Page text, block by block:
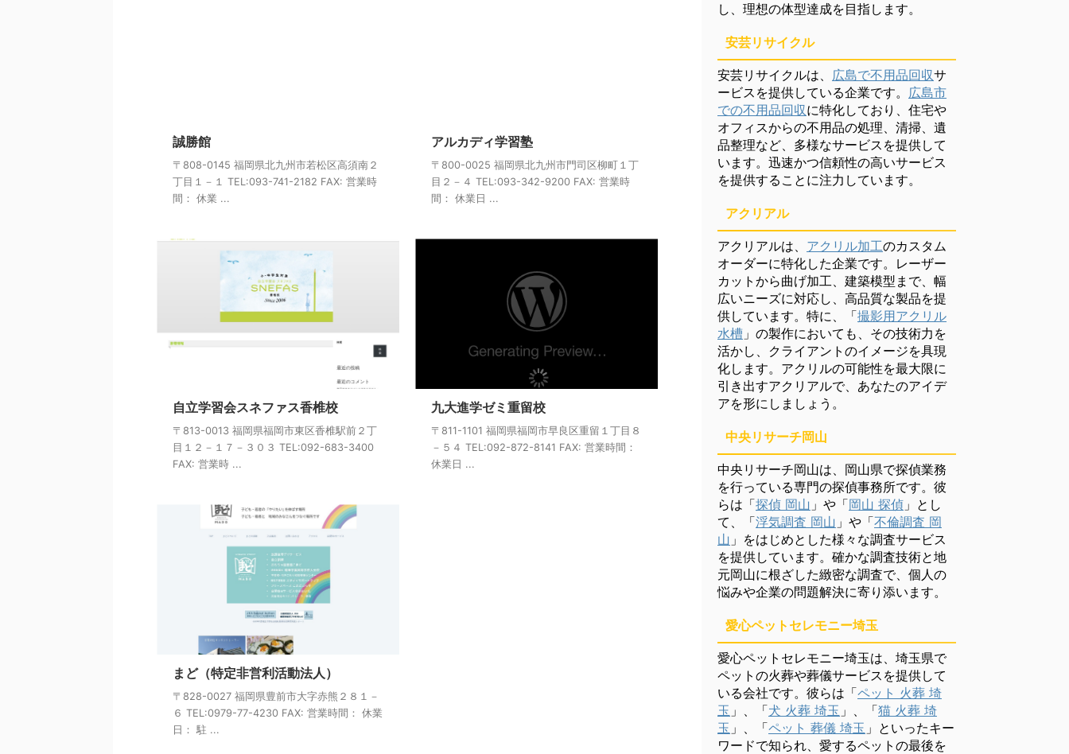
誠勝館
〒808-0145 福岡県北九州市若松区高須南２
丁目１－１ TEL:093-741-2182 FAX: 営業時
間： 休業 ...
アルカディ学習塾
〒800-0025 福岡県北九州市門司区柳町１丁
目２－４ TEL:093-342-9200 FAX: 営業時
間： 休業日 ...
自立学習会スネファス香椎校
〒813-0013 福岡県福岡市東区香椎駅前２丁
目１２－１７－３０３ TEL:092-683-3400
FAX: 営業時 ...
九大進学ゼミ重留校
〒811-1101 福岡県福岡市早良区重留１丁目８
－５４ TEL:092-872-8141 FAX: 営業時間：
休業日 ...
まど（特定非営利活動法人）
〒828-0027 福岡県豊前市大字赤熊２８１－
６ TEL:0979-77-4230 FAX: 営業時間： 休業
日： 駐 ...
し、理想の体型達成を目指します。
安芸リサイクル
安芸リサイクルは、 広島で不用品回収サ
ービスを提供している企業です。 広島市
での不用品回収に特化しており、住宅や
オフィスからの不用品の処理、清掃、遺
品整理など、多様なサービスを提供して
います。迅速かつ信頼性の高いサービス
を提供することに注力しています。
アクリアル
アクリアルは、 アクリル加工のカスタム
オーダーに特化した企業です。レーザー
カットから曲げ加工、建築模型まで、幅
広いニーズに対応し、高品質な製品を提
供しています。特に、「撮影用アクリル
水槽 」の製作においても、その技術力を
活かし、クライアントのイメージを具現
化します。アクリルの可能性を最大限に
引き出すアクリアルで、あなたのアイデ
アを形にしましょう。
中央リサーチ岡山
中央リサーチ岡山は、岡山県で探偵業務
を行っている専門の探偵事務所です。彼
らは「探偵 岡山 」や「岡山 探偵 」とし
て、「浮気調査 岡山 」や「不倫調査 岡
山 」をはじめとした様々な調査サービス
を提供しています。確かな調査技術と地
元岡山に根ざした緻密な調査で、個人の
悩みや企業の問題解決に寄り添います。
愛心ペットセレモニー埼玉
愛心ペットセレモニー埼玉は、埼玉県で
ペットの火葬や葬儀サービスを提供して
いる会社です。彼らは「ペット 火葬 埼
玉 」、「犬 火葬 埼玉 」、「猫 火葬 埼
玉 」、「ペット 葬儀 埼玉 」といったキー
ワードで知られ、愛するペットの最後を